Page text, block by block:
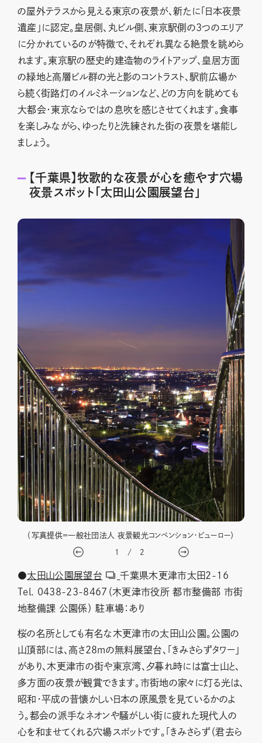
の屋外テラスから見える東京の夜景が、新たに「日本夜景
遺産」に認定。皇居側、丸ビル側、東京駅側の3つのエリア
に分かれているのが特徴で、それぞれ異なる絶景を眺めら
れます。東京駅の歴史的建造物のライトアップ、皇居方面
の緑地と高層ビル群の光と影のコントラスト、駅前広場か
ら続く街路灯のイルミネーションなど、どの方向を眺めても
大都会・東京ならではの息吹を感じさせてくれます。食事
を楽しみながら、ゆったりと洗練された街の夜景を堪能し
ましょう。
【千葉県】牧歌的な夜景が心を癒やす穴場
夜景スポット「太田山公園展望台」
（写真提供＝一般社団法人 夜景観光コンベンション・ビューロー）
1 / 2
●太田山公園展望台
千葉県木更津市太田2-16
Tel. 0438-23-8467（木更津市役所 都市整備部 市街
地整備課 公園係） 駐車場：あり
桜の名所としても有名な木更津市の太田山公園。公園の
山頂部には、高さ28mの無料展望台、「きみさらずタワー」
があり、木更津市の街や東京湾、夕暮れ時には富士山と、
多方面の夜景が観賞できます。市街地の家々に灯る光は、
昭和・平成の昔懐かしい日本の原風景を見ているかのよ
う。都会の派手なネオンや騒がしい街に疲れた現代人の
心を和ませてくれる穴場スポットです。「きみさらず（君去ら